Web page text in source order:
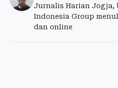
Jurnalis Harian Jogja,
Indonesia Group
dan online